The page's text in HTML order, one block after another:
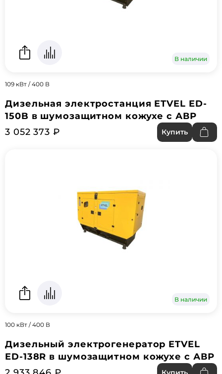
В наличии
109 кВт / 400 В
Дизельная электростанция ETVEL ED-
150B в шумозащитном кожухе с АВР
3 052 373 ₽
Купить
В наличии
100 кВт / 400 В
Дизельный электрогенератор ETVEL
ED-138R в шумозащитном кожухе с АВР